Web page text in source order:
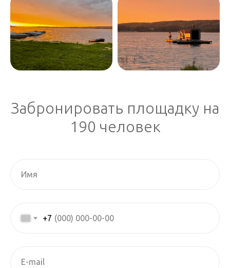
Забронировать площадку на
190 человек
+7